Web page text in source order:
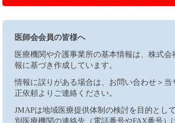
医師会会員の皆様へ
医療機関や介護事業所の基本情報は、株式
報に基づき作成しています。
情報に誤りがある場合は、お問い合わせ＞
正依頼よりご連絡ください。
JMAPは地域医療提供体制の検討を目的とし
別医療機関の連絡先（電話番号やFAX番号）